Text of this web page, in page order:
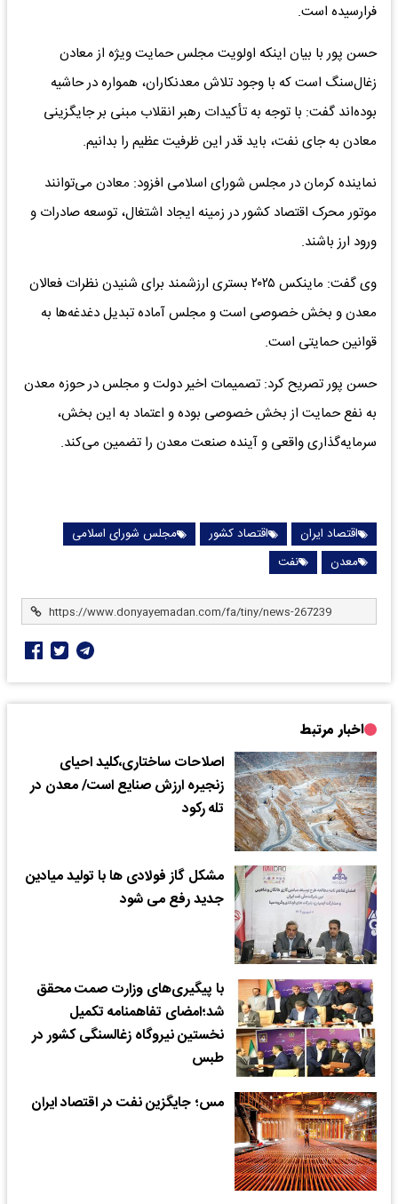
فرارسیده است.
حسن پور با بیان اینکه اولویت مجلس حمایت ویژه از معادن
زغال‌سنگ است که با وجود تلاش معدنکاران، همواره در حاشیه
بوده‌اند گفت: با توجه به تأکیدات رهبر انقلاب مبنی بر جایگزینی
معادن به جای نفت، باید قدر این ظرفیت عظیم را بدانیم.
نماینده کرمان در مجلس شورای اسلامی افزود: معادن می‌توانند
موتور محرک اقتصاد کشور در زمینه ایجاد اشتغال، توسعه صادرات و
ورود ارز باشند.
وی گفت: ماینکس ۲۰۲۵ بستری ارزشمند برای شنیدن نظرات فعالان
معدن و بخش خصوصی است و مجلس آماده تبدیل دغدغه‌ها به
قوانین حمایتی است.
حسن پور تصریح کرد: تصمیمات اخیر دولت و مجلس در حوزه معدن
به نفع حمایت از بخش خصوصی بوده و اعتماد به این بخش،
سرمایه‌گذاری واقعی و آینده صنعت معدن را تضمین می‌کند.
اقتصاد ایران اقتصاد کشور
مجلس شورای اسلامی
معدن
نفت
اخبار مرتبط
اصلاحات ساختاری،کلید احیای
زنجیره ارزش صنایع است/ معدن در
تله رکود
مشکل گاز فولادی ها با تولید میادین
جدید رفع می شود
با پیگیری‌های وزارت صمت محقق
شد؛امضای تفاهمنامه تکمیل
نخستین نیروگاه زغالسنگی کشور در
طبس
مس؛ جایگزین نفت در اقتصاد ایران